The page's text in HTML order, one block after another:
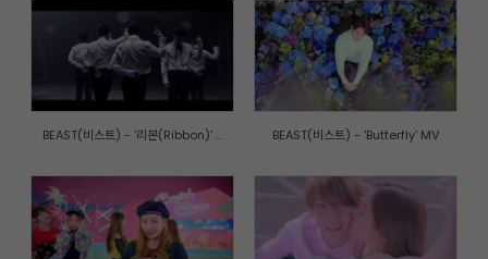
BEAST(비스트) - '리본(Ribbon)' ... BEAST(비스트) - 'Butterfly' MV